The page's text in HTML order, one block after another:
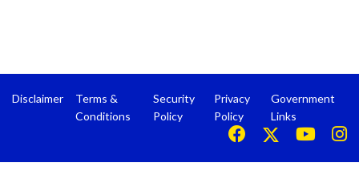
Disclaimer
Terms &
Conditions
Security
Policy
Privacy
Policy
Government
Links